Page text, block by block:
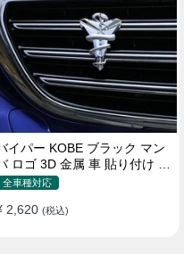
イパー KOBE ブラック マン
ロゴ 3D 金属 車 貼り付け 装
ステッカー
全車種対応
2,620 (税込)